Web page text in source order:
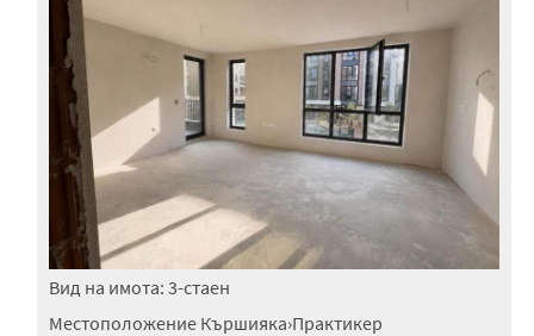
Вид на имота: 3-стаен
Местоположение Кършияка›Практикер